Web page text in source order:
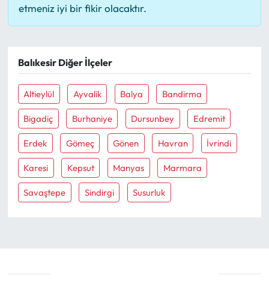
etmeniz iyi bir fikir olacaktır.
Balıkesir Diğer İlçeler
Altieylül Ayvalik Balya Bandirma
Bigadiç Burhaniye Dursunbey Edremit
Erdek Gömeç Gönen Havran İvrindi
Karesi Kepsut Manyas Marmara
Savaştepe Sindirgi Susurluk